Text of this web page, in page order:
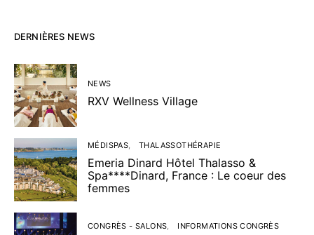
DERNIÈRES NEWS
NEWS
RXV Wellness Village
MÉDISPAS THALASSOTHÉRAPIE
Emeria Dinard Hôtel Thalasso &
Spa****Dinard, France : Le coeur des
femmes
CONGRÈS - SALONS INFORMATIONS CONGRÈS